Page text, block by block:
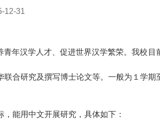
12-31
年汉学人才、促进世界汉学繁荣。我校目
联合研究及撰写博士论文等。 一般为１学期
能用中文开展研究，具体如下：